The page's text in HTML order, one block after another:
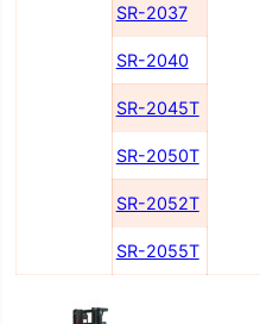
SR-2037
SR-2040
SR-2045T
SR-2050T
SR-2052T
SR-2055T